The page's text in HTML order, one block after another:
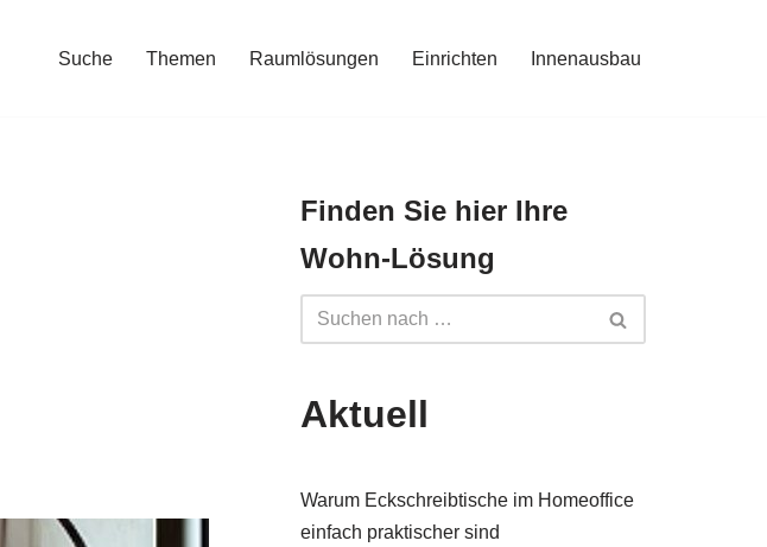
Suche Themen Raumlösungen Einrichten Innenausbau
Finden Sie hier Ihre
Wohn-Lösung
Aktuell
Warum Eckschreibtische im Homeoffice
einfach praktischer sind